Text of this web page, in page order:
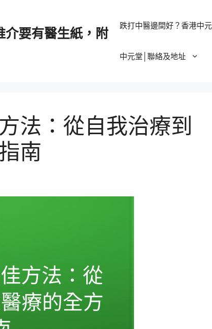
介要有醫生紙，附
跌打中醫邊間好？香港中
中元堂│聯絡及地址
法：從自我治療到
南